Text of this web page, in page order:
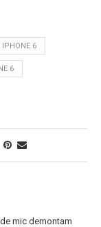
IPHONE 6
6
mic demontam